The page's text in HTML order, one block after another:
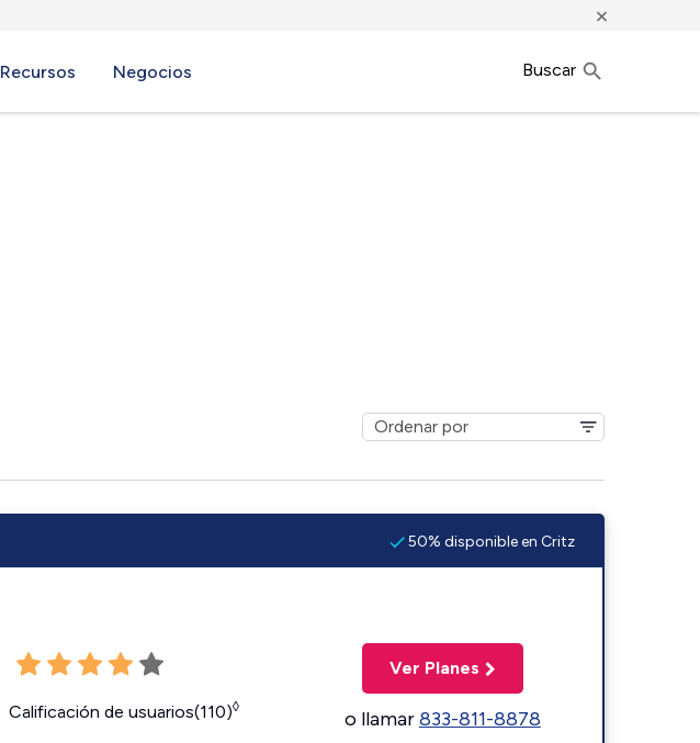
×
Recursos Negocios Buscar
50% disponible en Critz
Calificación de usuarios(110)◊
Ver Planes
o llamar833-811-8878